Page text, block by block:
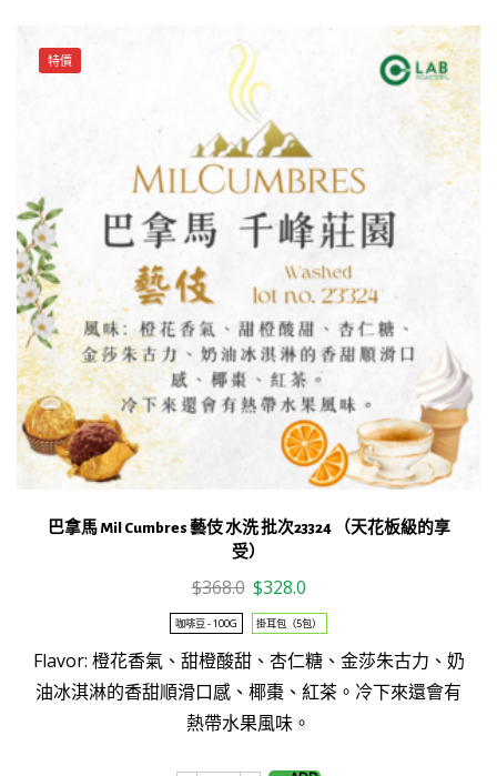
Flores
Yellow
Catuai
Natural
數
量
on the
product
page
特價
巴拿馬 Mil Cumbres 藝伎 水洗 批次23324 （天花板級的享
受）
$368.0 Original
price
was:
$368.0.
$328.0Current
price
is:
$328.0.
咖啡豆 - 100G 掛耳包（5包）
Flavor: 橙花香氣、甜橙酸甜、杏仁糖、金莎朱古力、奶
油冰淇淋的香甜順滑口感、椰棗、紅茶。冷下來還會有
熱帶水果風味。
product
has
multiple